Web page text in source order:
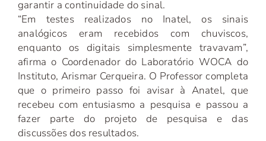
garantir a continuidade do sinal.
“Em testes realizados no Inatel, os sinais
analógicos eram recebidos com chuviscos,
enquanto os digitais simplesmente travavam”,
afirma o Coordenador do Laboratório WOCA do
Instituto, Arismar Cerqueira. O Professor completa
que o primeiro passo foi avisar à Anatel, que
recebeu com entusiasmo a pesquisa e passou a
fazer parte do projeto de pesquisa e das
discussões dos resultados.